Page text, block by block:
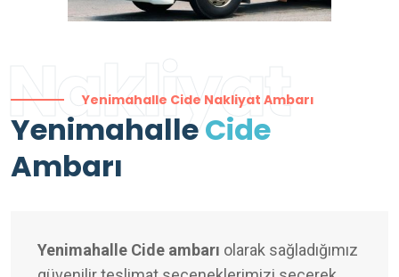
Nakliyat
Yenimahalle Cide Nakliyat Ambarı
YenimahalleCide
Ambarı
Yenimahalle Cide ambarı olarak sağladığımız